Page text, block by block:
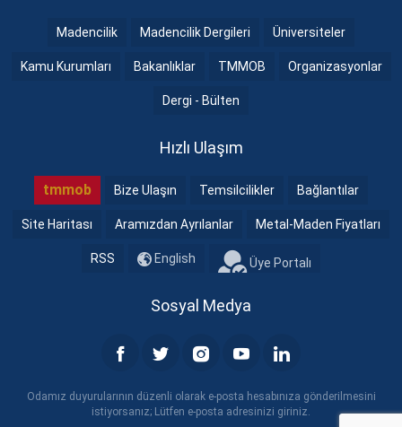
Madencilik Madencilik Dergileri Üniversiteler
Kamu Kurumları Bakanlıklar TMMOB Organizasyonlar
Dergi - Bülten
Hızlı Ulaşım
tmmob Bize Ulaşın Temsilcilikler Bağlantılar
Site Haritası Aramızdan Ayrılanlar Metal-Maden Fiyatları
RSS English Üye Portalı
Sosyal Medya
Odamız duyurularının düzenli olarak e-posta hesabınıza gönderilmesini
istiyorsanız; Lütfen e-posta adresinizi giriniz.